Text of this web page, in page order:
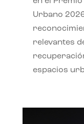
Urbano
relevantes
espacios